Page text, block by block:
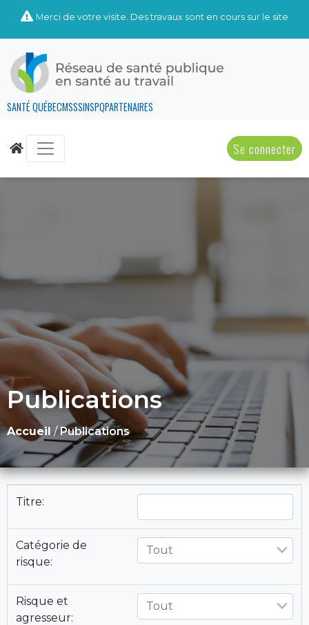
Merci de votre visite. Des travaux sont en cours sur le site
SANTÉ QUÉBECMSSSINSPQPARTENAIRES
Se connecter
Publications
Accueil /Publications
Titre:
Catégorie de
risque:
Tout
Risque et
agresseur:
Tout